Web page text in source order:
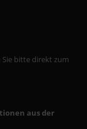
bitte direkt zum
aus der